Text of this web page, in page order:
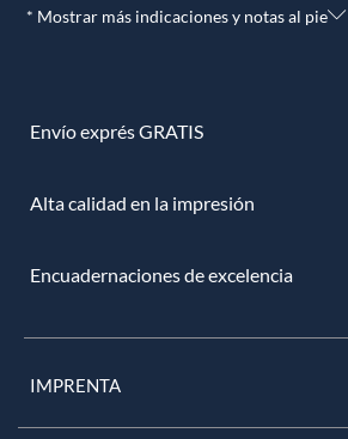
* Mostrar más indicaciones y notas al pie
Envío exprés GRATIS
Alta calidad en la impresión
Encuadernaciones de excelencia
IMPRENTA